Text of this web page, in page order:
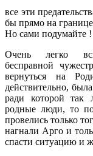
все эти
бы прямо на
Но сами подумайте !
Очень легко
бесправной
вернуться на
действительно,
ради которой так
родные люди, то
провелись только
нагнали Арго и
спасти ситуацию и